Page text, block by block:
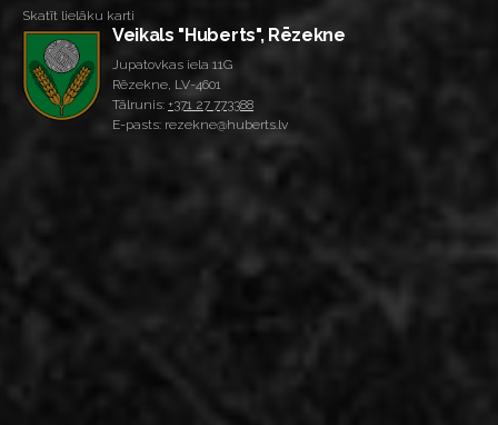
Skatīt lielāku karti
Veikals "Huberts", Rēzekne
Jupatovkas iela 11G
Rēzekne, LV-4601
Tālrunis: +371 27 773388
E-pasts: rezekne@huberts.lv